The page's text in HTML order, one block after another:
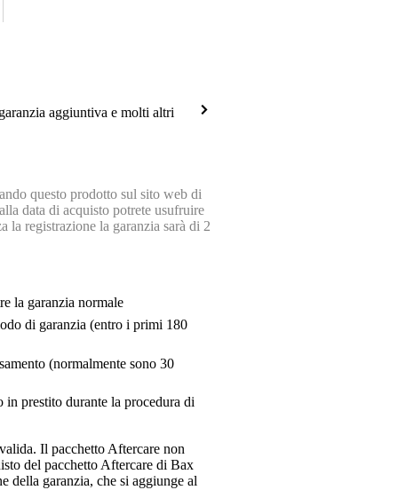
aggiuntiva e molti altri
questo prodotto sul sito web di
data di acquisto potrete usufruire
la registrazione la garanzia sarà di 2
la garanzia normale
di garanzia (entro i primi 180
(normalmente sono 30
prestito durante la procedura di
Il pacchetto Aftercare non
del pacchetto Aftercare di Bax
della garanzia, che si aggiunge al